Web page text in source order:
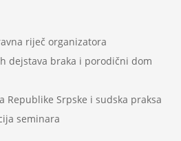
riječ organizatora
dejstava braka i porodični dom
Republike Srpske i sudska praksa
seminara